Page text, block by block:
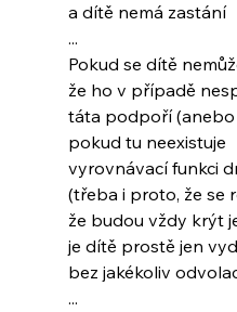
a dítě nemá zastání
...
Pokud se dítě
že ho v případě
táta podpoří (anebo
pokud tu neexistuje
vyrovnávací funkci
(třeba i proto, že se
že budou vždy krýt
je dítě prostě jen
bez jakékoliv
...